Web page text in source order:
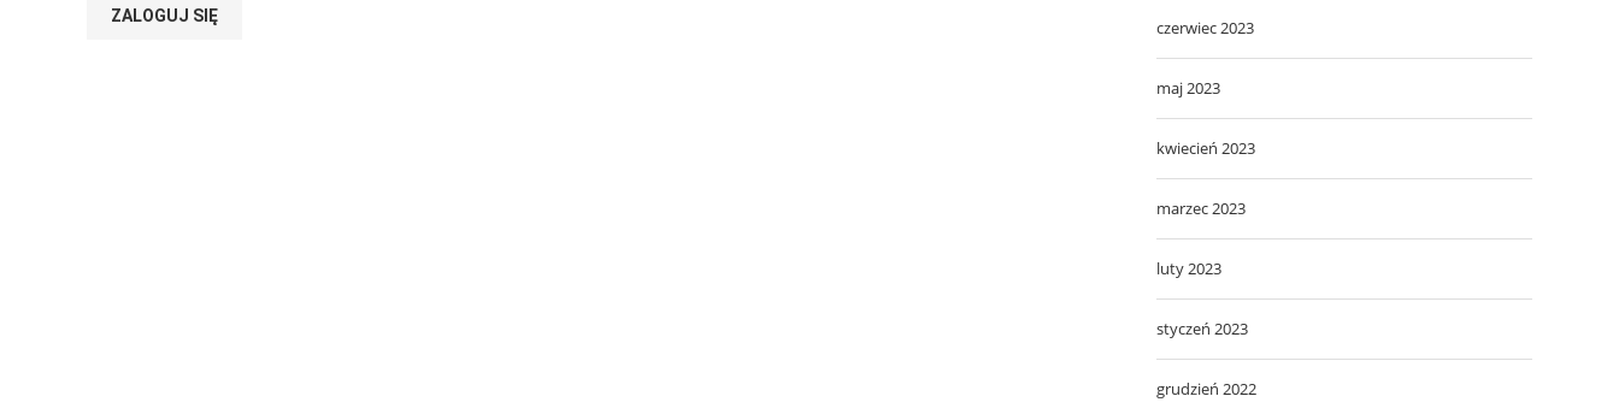
ZALOGUJ SIĘ
czerwiec 2023
maj 2023
kwiecień 2023
marzec 2023
luty 2023
styczeń 2023
grudzień 2022